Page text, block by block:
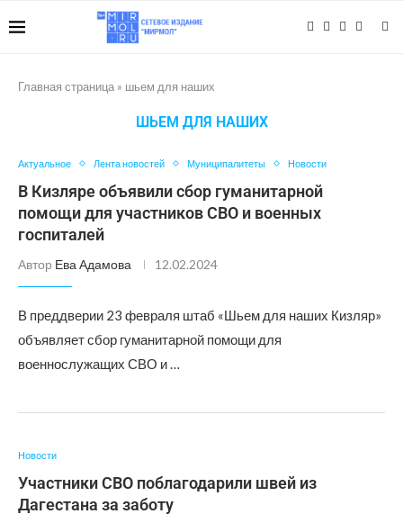
Главная страница » шьем для наших
ШЬЕМ ДЛЯ НАШИХ
Актуальное Лента новостей Муниципалитеты Новости
В Кизляре объявили сбор гуманитарной
помощи для участников СВО и военных
госпиталей
Автор Ева Адамова 12.02.2024
В преддверии 23 февраля штаб «Шьем для наших Кизляр»
объявляет сбор гуманитарной помощи для
военнослужащих СВО и …
Новости
Участники СВО поблагодарили швей из
Дагестана за заботу